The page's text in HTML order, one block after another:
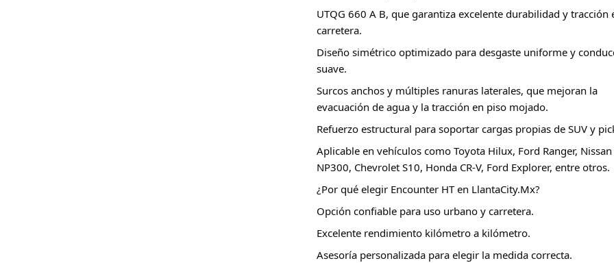
UTQG 660 A B, que garantiza excelente durabilidad y tracción
carretera.
Diseño simétrico optimizado para desgaste uniforme y
suave.
Surcos anchos y múltiples ranuras laterales, que mejoran la
evacuación de agua y la tracción en piso mojado.
Refuerzo estructural para soportar cargas propias de SUV y
Aplicable en vehículos como Toyota Hilux, Ford Ranger, Nissan
NP300, Chevrolet S10, Honda CR-V, Ford Explorer, entre otros.
¿Por qué elegir Encounter HT en LlantaCity.Mx?
Opción confiable para uso urbano y carretera.
Excelente rendimiento kilómetro a kilómetro.
Asesoría personalizada para elegir la medida correcta.